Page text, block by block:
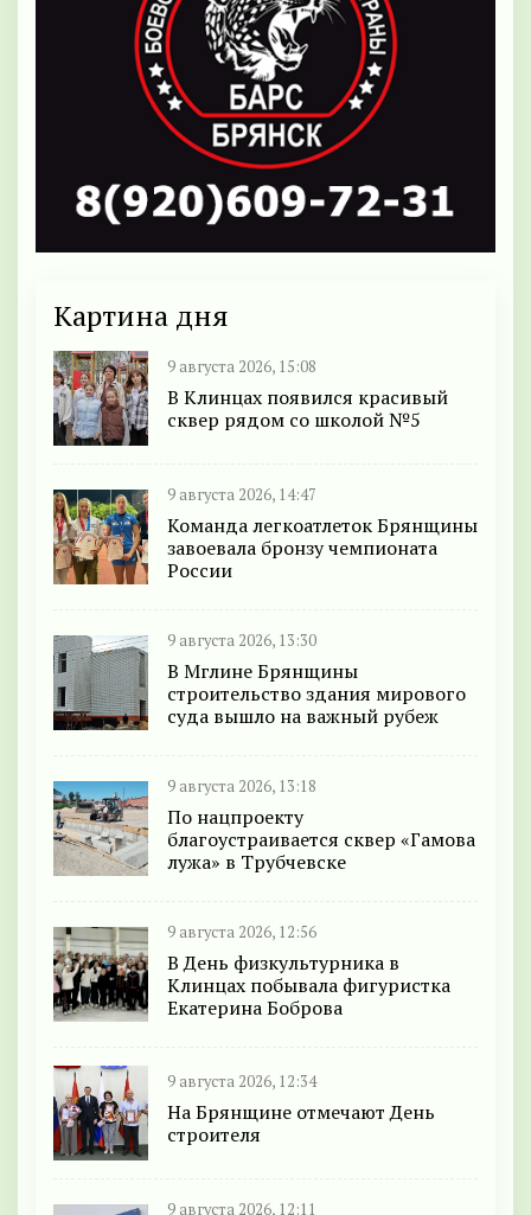
Картина дня
9 августа 2026, 15:08
В Клинцах появился красивый
сквер рядом со школой №5
9 августа 2026, 14:47
Команда легкоатлеток Брянщины
завоевала бронзу чемпионата
России
9 августа 2026, 13:30
В Мглине Брянщины
строительство здания мирового
суда вышло на важный рубеж
9 августа 2026, 13:18
По нацпроекту
благоустраивается сквер «Гамова
лужа» в Трубчевске
9 августа 2026, 12:56
В День физкультурника в
Клинцах побывала фигуристка
Екатерина Боброва
9 августа 2026, 12:34
На Брянщине отмечают День
строителя
9 августа 2026, 12:11